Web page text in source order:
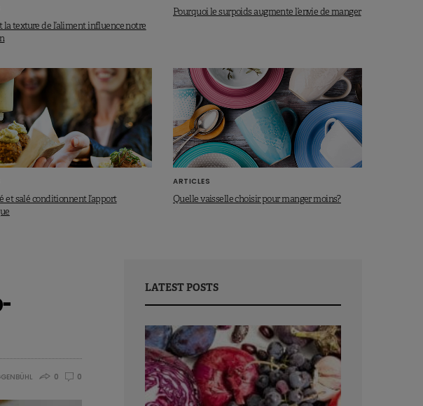
texture de l’aliment influence notre
Pourquoi le surpoids augmente l’envie de manger
et salé conditionnent l’apport
ARTICLES
Quelle vaisselle choisir pour manger moins?
0 0
LATEST POSTS